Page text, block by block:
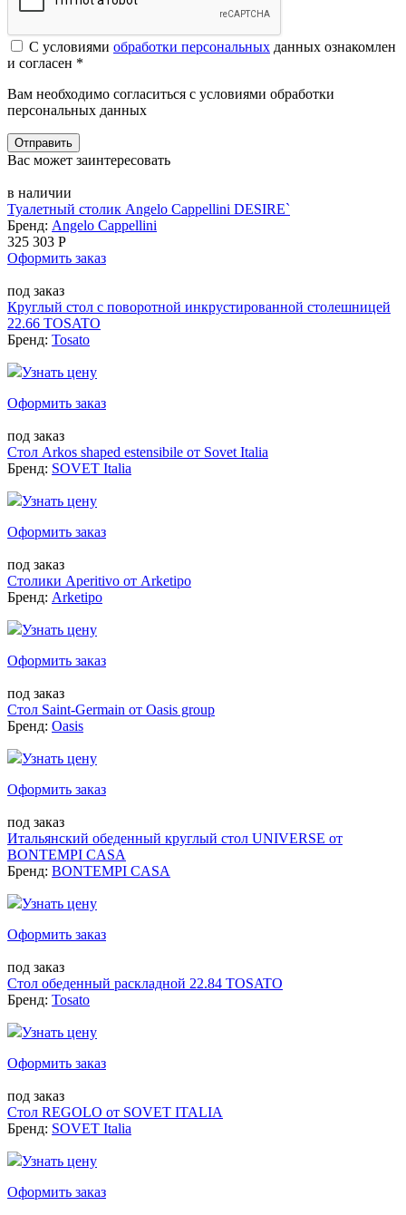
С условиями обработки персональных данных ознакомлен
и согласен *
Вам необходимо согласиться с условиями обработки
персональных данных
Отправить
Вас может заинтересовать
в наличии
Туалетный столик Angelo Cappellini DESIRE`
Бренд: Angelo Cappellini
325 303 Р
Оформить заказ
под заказ
Круглый стол с поворотной инкрустированной столешницей
22.66 TOSATO
Бренд: Tosato
Узнать цену
Оформить заказ
под заказ
Стол Arkos shaped estensibile от Sovet Italia
Бренд: SOVET Italia
Узнать цену
Оформить заказ
под заказ
Столики Aperitivo от Arketipo
Бренд: Arketipo
Узнать цену
Оформить заказ
под заказ
Стол Saint-Germain от Oasis group
Бренд: Oasis
Узнать цену
Оформить заказ
под заказ
Итальянский обеденный круглый стол UNIVERSE от
BONTEMPI CASA
Бренд: BONTEMPI CASA
Узнать цену
Оформить заказ
под заказ
Стол обеденный раскладной 22.84 TOSATO
Бренд: Tosato
Узнать цену
Оформить заказ
под заказ
Стол REGOLO от SOVET ITALIA
Бренд: SOVET Italia
Узнать цену
Оформить заказ